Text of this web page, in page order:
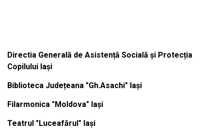
Directia Generală de Asistență Socială și Protecția
Copilului Iași
Biblioteca Județeana "Gh.Asachi" Iași
Filarmonica "Moldova" Iași
Teatrul "Luceafărul" Iași